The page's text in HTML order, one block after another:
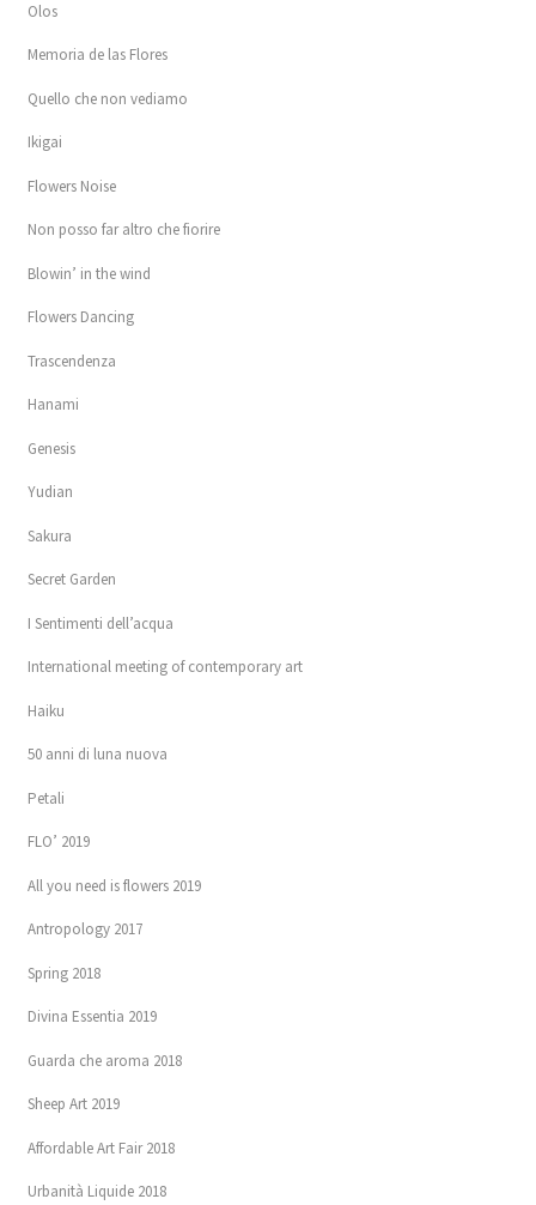
Olos
Memoria de las Flores
Quello che non vediamo
Ikigai
Flowers Noise
Non posso far altro che fiorire
Blowin’ in the wind
Flowers Dancing
Trascendenza
Hanami
Genesis
Yudian
Sakura
Secret Garden
I Sentimenti dell’acqua
International meeting of contemporary art
Haiku
50 anni di luna nuova
Petali
FLO’ 2019
All you need is flowers 2019
Antropology 2017
Spring 2018
Divina Essentia 2019
Guarda che aroma 2018
Sheep Art 2019
Affordable Art Fair 2018
Urbanità Liquide 2018